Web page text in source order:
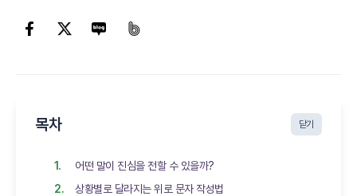
목차 닫기
어떤 말이 진심을 전할 수 있을까?
상황별로 달라지는 위로 문자 작성법